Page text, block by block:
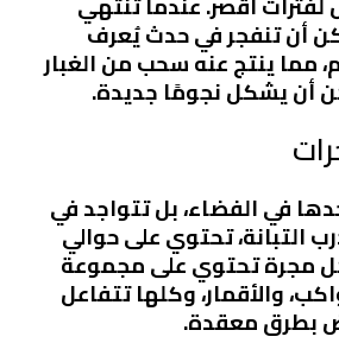
أن تنفجر في حدث يُعرف
مما ينتج عنه سحب من الغبار
أن يشكل نجومًا جديدة.
في الفضاء، بل تتواجد في
التبانة، تحتوي على حوالي
كل مجرة تحتوي على مجموعة
والأقمار، وكلها تتفاعل
بطرق معقدة.